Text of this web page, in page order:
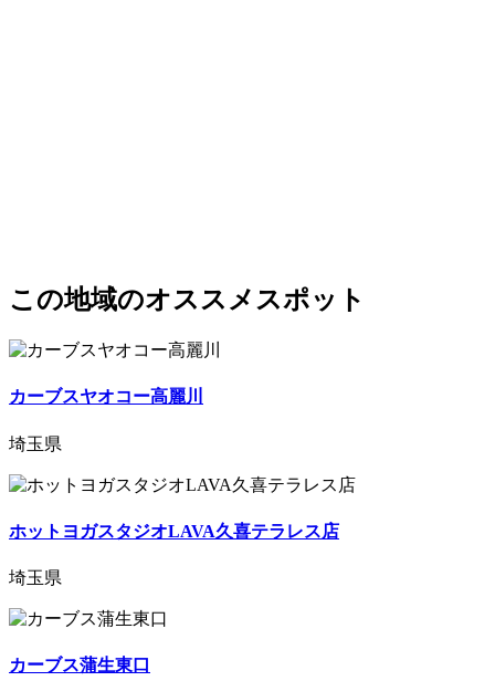
この地域のオススメスポット
カーブスヤオコー高麗川
埼玉県
ホットヨガスタジオLAVA久喜テラレス店
埼玉県
カーブス蒲生東口